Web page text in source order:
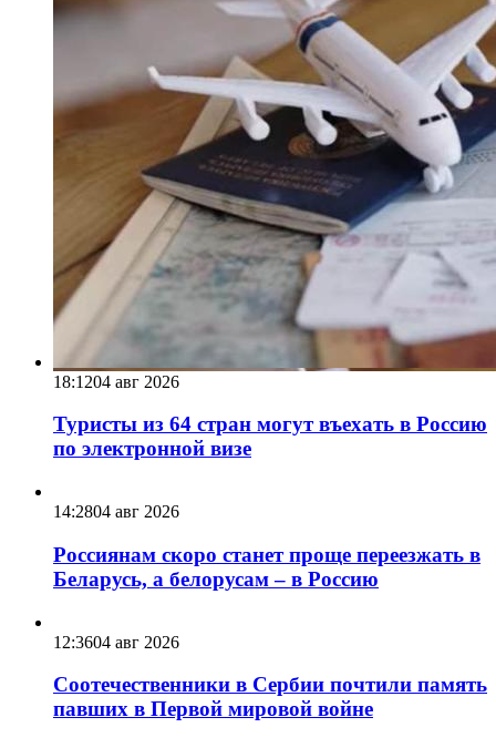
18:1204 авг 2026
Туристы из 64 стран могут въехать в Россию
по электронной визе
14:2804 авг 2026
Россиянам скоро станет проще переезжать в
Беларусь, а белорусам – в Россию
12:3604 авг 2026
Соотечественники в Сербии почтили память
павших в Первой мировой войне